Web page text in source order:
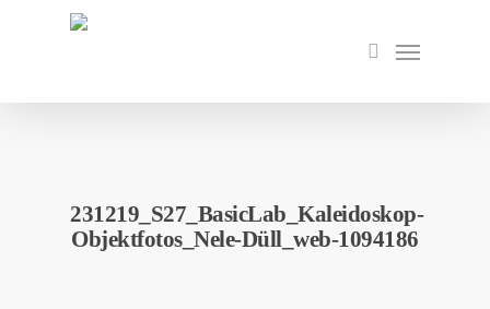
search
Menu
231219_S27_BasicLab_Kaleidoskop-
Objektfotos_Nele-Düll_web-1094186